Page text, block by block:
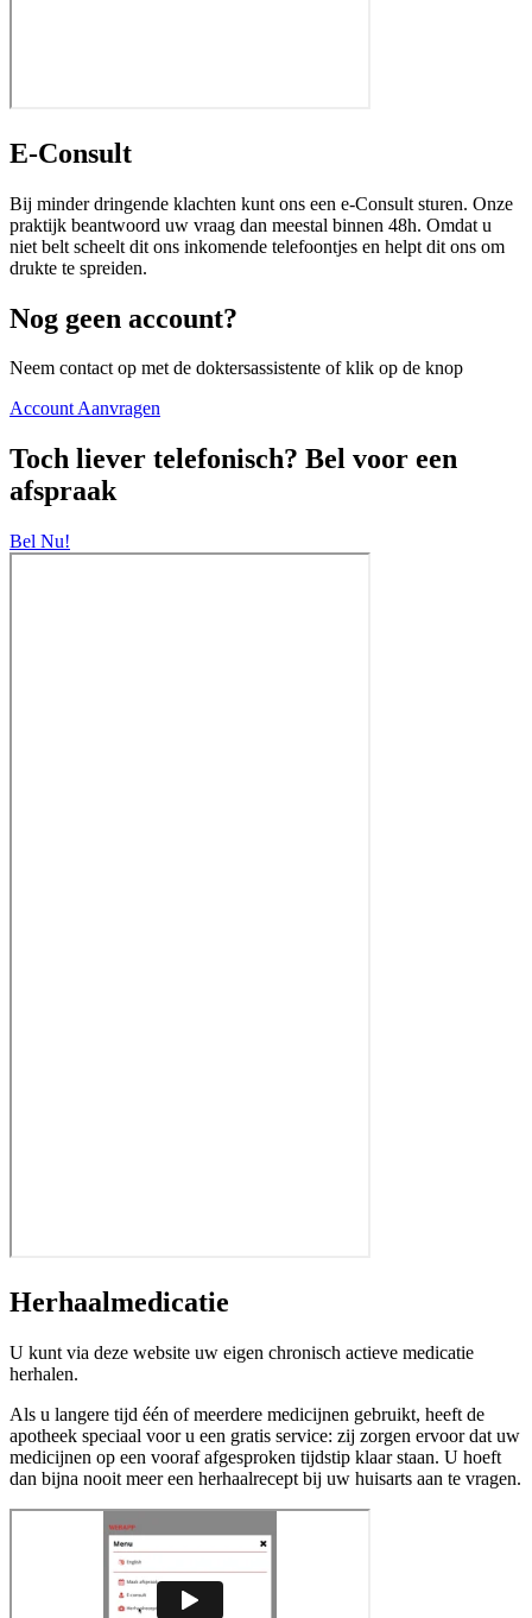
E-Consult
Bij minder dringende klachten kunt ons een e-Consult sturen. Onze
praktijk beantwoord uw vraag dan meestal binnen 48h. Omdat u
niet belt scheelt dit ons inkomende telefoontjes en helpt dit ons om
drukte te spreiden.
Nog geen account?
Neem contact op met de doktersassistente of klik op de knop
Account Aanvragen
Toch liever telefonisch? Bel voor een
afspraak
Bel Nu!
Herhaalmedicatie
U kunt via deze website uw eigen chronisch actieve medicatie
herhalen.
Als u langere tijd één of meerdere medicijnen gebruikt, heeft de
apotheek speciaal voor u een gratis service: zij zorgen ervoor dat uw
medicijnen op een vooraf afgesproken tijdstip klaar staan. U hoeft
dan bijna nooit meer een herhaalrecept bij uw huisarts aan te vragen.